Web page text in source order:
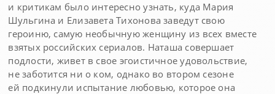
и критикам было интересно узнать, куда Мария
Шульгина и Елизавета Тихонова заведут свою
героиню, самую необычную женщину из всех вместе
взятых российских сериалов. Наташа совершает
подлости, живет в свое эгоистичное удовольствие,
не заботится ни о ком, однако во втором сезоне
ей подкинули испытание любовью, которое она